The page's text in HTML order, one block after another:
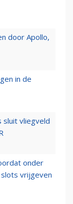
door Apollo,
in de
sluit vliegveld
onder
vrijgeven